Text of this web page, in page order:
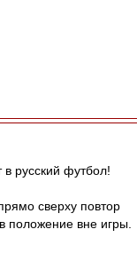
русский футбол!
сверху повтор
положение вне игры.